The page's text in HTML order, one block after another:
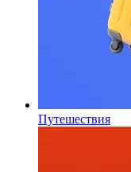
Путешествия